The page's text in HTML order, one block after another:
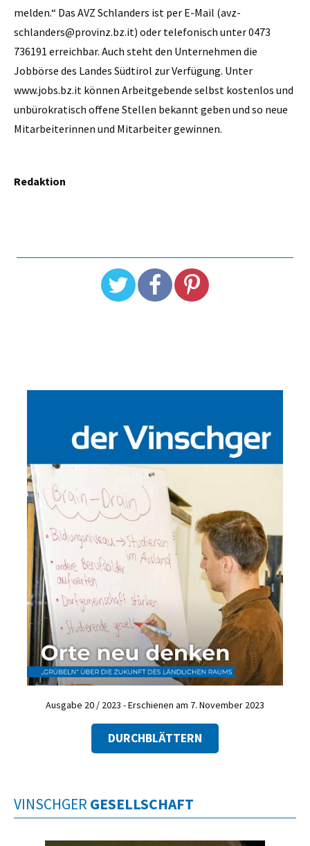
melden.“ Das AVZ Schlanders ist per E-Mail (avz-
schlanders@provinz.bz.it) oder telefonisch unter 0473
736191 erreichbar. Auch steht den Unternehmen die
Jobbörse des Landes Südtirol zur Verfügung. Unter
www.jobs.bz.it können Arbeitgebende selbst kostenlos und
unbürokratisch offene Stellen bekannt geben und so neue
Mitarbeiterinnen und Mitarbeiter gewinnen.
Redaktion
Ausgabe 20 / 2023 - Erschienen am 7. November 2023
DURCHBLÄTTERN
VINSCHGER GESELLSCHAFT